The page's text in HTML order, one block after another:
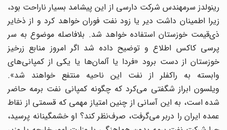
رینولدز سرمهندس شرکت دارسی از این پیشامد بسیار ناراحت بود،
زیرا اطمینان داشت دیر یا زود نفت فوران خواهد کرد و از ذخایر
ذی‌قیمت خوزستان استفاده خواهد شد. بلافاصله موضوع به سر
پرسی کاکس اطلاع و توضیح داده شد اگر امروز منابع زرخیز
خوزستان از دست برود «فردا یا آلمان‌ها یا یکی از کمپانی‌های
وابسته به راکفلر از نفت این ناحیه منتفع خواهند شد».
ویلسون ابراز شگفتی می‌کرد که چگونه کمپانی نفت برمه حاضر
شده است، به این آسانی از چنین امتیاز مهمی که قسمتی از نقاط
عمده ایران را دربر می‌گرفت، صرف‌نظر کند؟ او خشمگینانه پرسید،